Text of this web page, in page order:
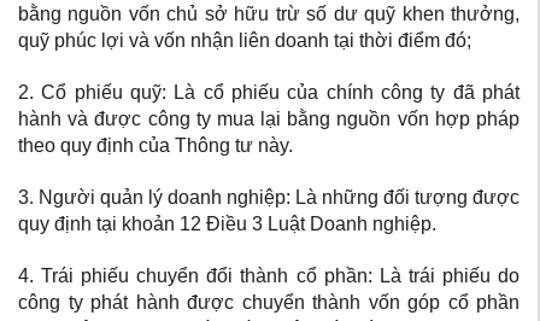
bằng nguồn vốn chủ sở hữu trừ số dư quỹ khen thưởng,
quỹ phúc lợi và vốn nhận liên doanh tại thời điểm đó;
2. Cổ phiếu quỹ: Là cổ phiếu của chính công ty đã phát
hành và được công ty mua lại bằng nguồn vốn hợp pháp
theo quy định của Thông tư này.
3. Người quản lý doanh nghiệp: Là những đối tượng được
quy định tại khoản 12 Điều 3 Luật Doanh nghiệp.
4. Trái phiếu chuyển đổi thành cổ phần: Là trái phiếu do
công ty phát hành được chuyển thành vốn góp cổ phần